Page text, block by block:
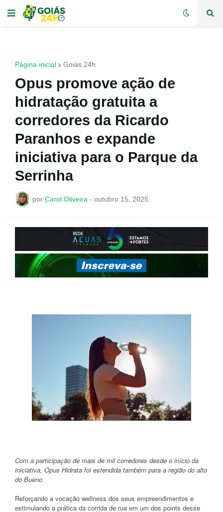
Página inicial Goiás 24h
Opus promove ação de
hidratação gratuita a
corredores da Ricardo
Paranhos e expande
iniciativa para o Parque da
Serrinha
por Carol Oliveira - outubro 15, 2025
Com a participação de mais de mil corredores desde o início da
iniciativa, Opus Hidrata foi estendida também para a região do alto
do Bueno
Reforçando a vocação wellness dos seus empreendimentos e
estimulando a prática da corrida de rua em um dos points desse